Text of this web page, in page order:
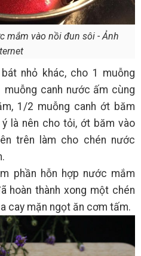
mắm vào nồi đun sôi - Ảnh
nhỏ khác, cho 1 muỗng
muỗng canh nước ấm cùng
1/2 muỗng canh ớt băm
là nên cho tỏi, ớt băm vào
trên làm cho chén nước
phần hỗn hợp nước mắm
hoàn thành xong một chén
cay mặn ngọt ăn cơm tấm.